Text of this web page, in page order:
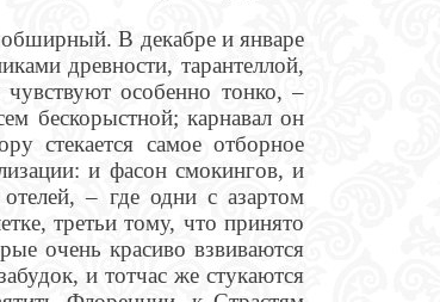
В декабре и январе
древности, тарантеллой,
особенно тонко, –
бескорыстной; карнавал он
стекается самое отборное
и фасон смокингов, и
– где одни с азартом
третьи тому, что принято
очень красиво взвиваются
и тотчас же стукаются